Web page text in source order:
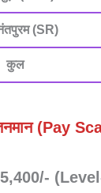
(SR)
कुल
(Pay